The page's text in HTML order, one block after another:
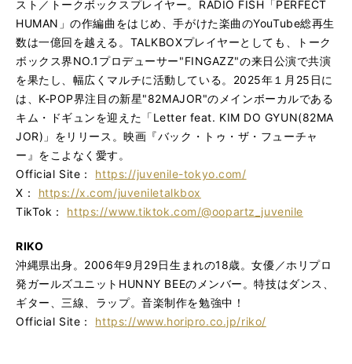
スト／トークボックスプレイヤー。RADIO FISH「PERFECT
HUMAN」の作編曲をはじめ、手がけた楽曲のYouTube総再生
数は一億回を越える。TALKBOXプレイヤーとしても、トーク
ボックス界NO.1プロデューサー"FINGAZZ"の来日公演で共演
を果たし、幅広くマルチに活動している。2025年１月25日に
は、K-POP界注目の新星"82MAJOR"のメインボーカルである
キム・ドギュンを迎えた「Letter feat. KIM DO GYUN(82MA
JOR)」をリリース。映画『バック・トゥ・ザ・フューチャ
ー』をこよなく愛す。
Official Site： https://juvenile-tokyo.com/
X： https://x.com/juveniletalkbox
TikTok： https://www.tiktok.com/@oopartz_juvenile
RIKO
沖縄県出身。2006年9月29日生まれの18歳。女優／ホリプロ
発ガールズユニットHUNNY BEEのメンバー。特技はダンス、
ギター、三線、ラップ。音楽制作を勉強中！
Official Site： https://www.horipro.co.jp/riko/